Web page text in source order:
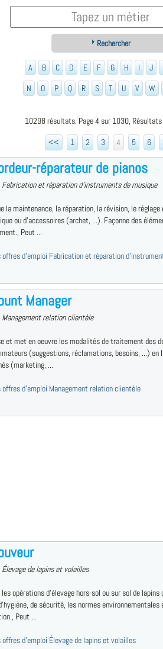
Rechercher
A B C D E F G H I J
N
O P Q R S T U V W
10298 résultats. Page 4 sur 1030,
<<
1 2 3 4 5 6
réparateur de pianos
Fabrication et réparation d'instruments de musique
la maintenance, la réparation, la révision, le
ou d'accessoires (archet, ...). Façonne des
Peut ...
offres d'emploi Fabrication et réparation
Manager
Management relation clientèle
et met en oeuvre les modalités de traitement des
(suggestions, réclamations, besoins, ...) en
(marketing, ...
offres d'emploi Management relation clientèle
Élevage de lapins et volailles
les opérations d'élevage hors-sol ou sur sol de
de sécurité, les normes
Peut ...
offres d'emploi Élevage de lapins et volailles